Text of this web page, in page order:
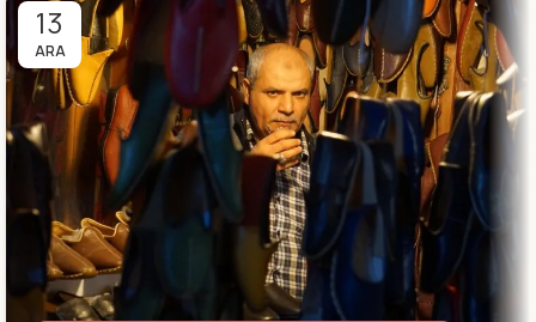
13
ARA